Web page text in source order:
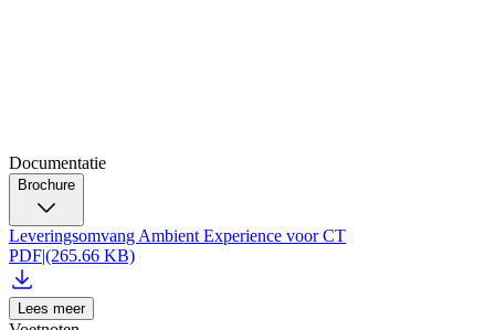
Documentatie
Brochure
Leveringsomvang Ambient Experience voor CT
PDF|(265.66 KB)
Lees meer